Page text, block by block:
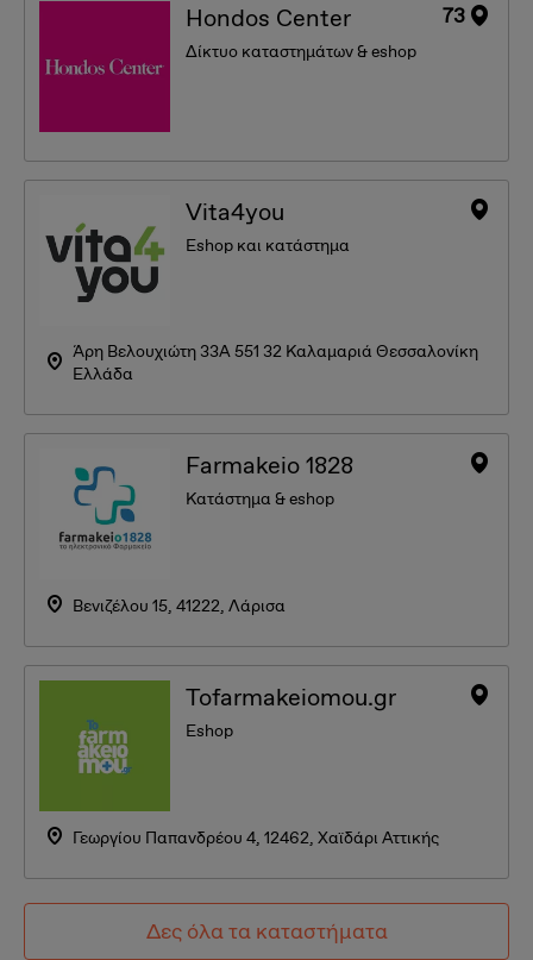
73
Hondos Center
Δίκτυο καταστημάτων & eshop
Vita4you
Eshop και κατάστημα
Άρη Βελουχιώτη 33A 551 32 Καλαμαριά Θεσσαλονίκη
Ελλάδα
Farmakeio 1828
Κατάστημα & eshop
Βενιζέλου 15, 41222, Λάρισα
Tofarmakeiomou.gr
Eshop
Γεωργίου Παπανδρέου 4, 12462, Χαϊδάρι Αττικής
Δες όλα τα καταστήματα